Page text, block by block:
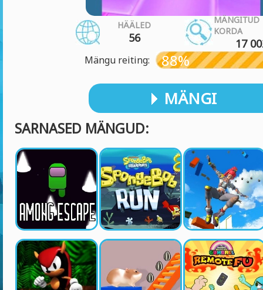
HÄÄLED
56
MÄNGITUD
KORDA
17
Mängu reiting: 88%
MÄNGI
SARNASED MÄNGUD: